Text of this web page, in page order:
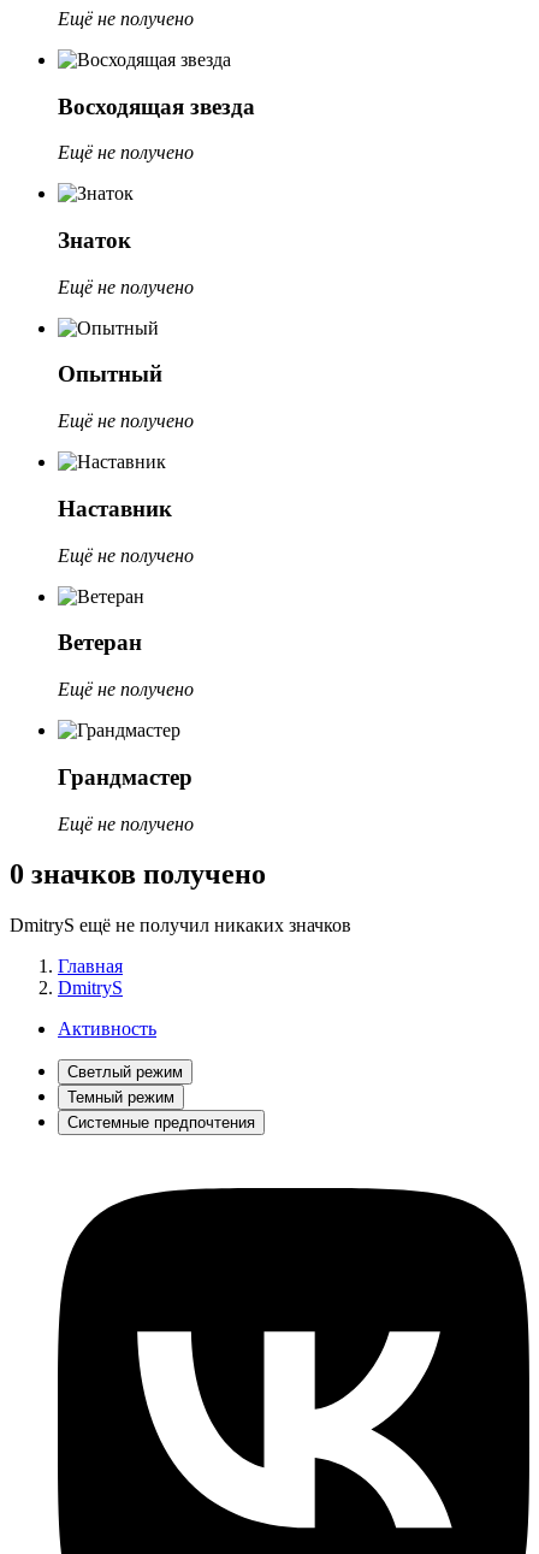
Ещё не получено
Восходящая звезда
Ещё не получено
Знаток
Ещё не получено
Опытный
Ещё не получено
Наставник
Ещё не получено
Ветеран
Ещё не получено
Грандмастер
Ещё не получено
0 значков получено
DmitryS ещё не получил никаких значков
Главная
DmitryS
Активность
Светлый режим
Темный режим
Системные предпочтения